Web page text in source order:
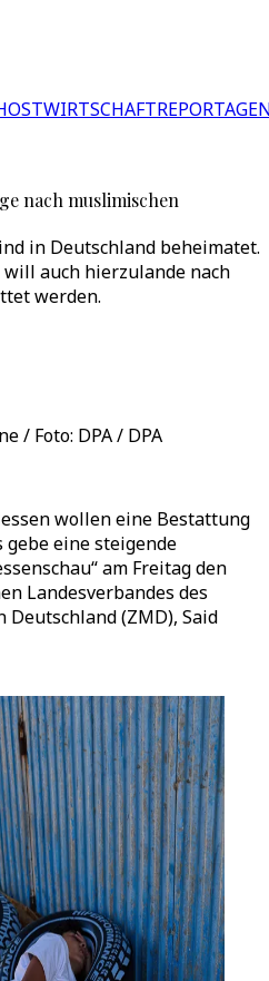
WIRTSCHAFT
nach muslimischen
in Deutschland beheimatet.
auch hierzulande nach
werden.
/ Foto: DPA / DPA
wollen eine Bestattung
gebe eine steigende
am Freitag den
Landesverbandes des
(ZMD), Said